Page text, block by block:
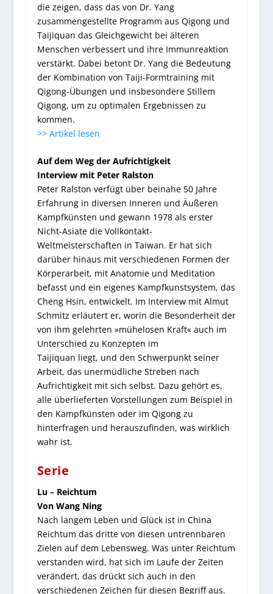
die zeigen, dass das von Dr. Yang
zusammengestellte Programm aus Qigong und
Taijiquan das Gleichgewicht bei älteren
Menschen verbessert und ihre Immunreaktion
verstärkt. Dabei betont Dr. Yang die Bedeutung
der Kombination von Taiji-Formtraining mit
Qigong-Übungen und insbesondere Stillem
Qigong, um zu optimalen Ergebnissen zu
kommen.
>> Artikel lesen
Auf dem Weg der Aufrichtigkeit
Interview mit Peter Ralston
Peter Ralston verfügt über beinahe 50 Jahre
Erfahrung in diversen Inneren und Äußeren
Kampfkünsten und gewann 1978 als erster
Nicht-Asiate die Vollkontakt-
Weltmeisterschaften in Taiwan. Er hat sich
darüber hinaus mit verschiedenen Formen der
Körperarbeit, mit Anatomie und Meditation
befasst und ein eigenes Kampfkunstsystem, das
Cheng Hsin, entwickelt. Im Interview mit Almut
Schmitz erläutert er, worin die Besonderheit der
von ihm gelehrten »mühelosen Kraft« auch im
Unterschied zu Konzepten im
Taijiquan liegt, und den Schwerpunkt seiner
Arbeit, das unermüdliche Streben nach
Aufrichtigkeit mit sich selbst. Dazu gehört es,
alle überlieferten Vorstellungen zum Beispiel in
den Kampfkünsten oder im Qigong zu
hinterfragen und herauszufinden, was wirklich
wahr ist.
Serie
Lu – Reichtum
Von Wang Ning
Nach langem Leben und Glück ist in China
Reichtum das dritte von diesen untrennbaren
Zielen auf dem Lebensweg. Was unter Reichtum
verstanden wird, hat sich im Laufe der Zeiten
verändert, das drückt sich auch in den
verschiedenen Zeichen für diesen Begriff aus.